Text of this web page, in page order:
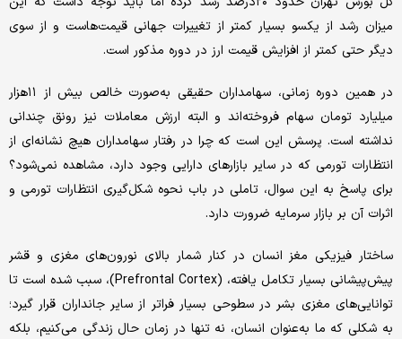
میزان رشد از یکسو بسیار کمتر از تغییرات جهانی قیمت‌‌هاست و از سوی
دیگر حتی کمتر از افزایش قیمت ارز در دوره مذکور است.
در همین دوره زمانی، سهامداران حقیقی به‌صورت خالص بیش از ۱۱هزار
میلیارد تومان سهام فروخته‌‌اند و البته ارزش معاملات نیز رونق چندانی
نداشته است. پرسش این است که چرا در رفتار سهامداران هیچ نشانه‌‌ای از
انتظارات تورمی که در سایر بازارهای دارایی وجود دارد، مشاهده نمی‌‌شود؟
برای پاسخ به این سوال، تاملی در باب نحوه شکل‌‌گیری انتظارات تورمی و
اثرات آن بر بازار سرمایه ضرورت دارد.
ساختار فیزیکی مغز انسان در کنار شمار بالای نورون‌‌های مغزی و قشر
پیش‌‌پیشانی بسیار تکامل یافته، (Prefrontal Cortex)، سبب شده است تا
توانایی‌‌های مغزی بشر در سطوحی بسیار فراتر از سایر جانداران قرار گیرد؛
به شکلی که ما به‌عنوان انسان، نه تنها در زمان حال زندگی می‌‌کنیم، بلکه